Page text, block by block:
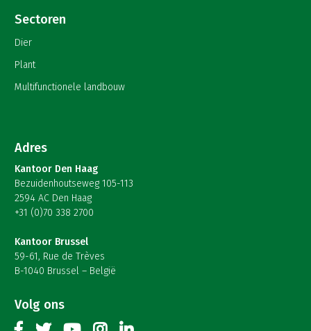
Sectoren
Dier
Plant
Multifunctionele landbouw
Adres
Kantoor Den Haag
Bezuidenhoutseweg 105-113
2594 AC Den Haag
+31 (0)70 338 2700
Kantoor Brussel
59-61, Rue de Trèves
B-1040 Brussel – België
Volg ons